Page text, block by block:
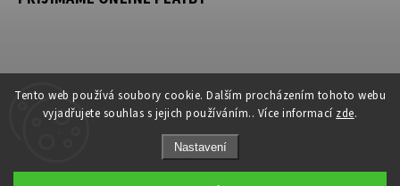
Tento web používá soubory cookie. Dalším procházením tohoto webu
vyjadřujete souhlas s jejich používáním.. Více informací zde.
Nastavení